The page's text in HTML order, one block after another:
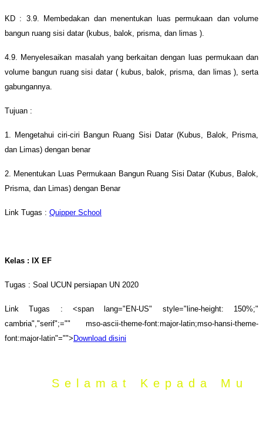
KD : 3.9. Membedakan dan menentukan luas permukaan dan volume
bangun ruang sisi datar (kubus, balok, prisma, dan limas ).
4.9. Menyelesaikan masalah yang berkaitan dengan luas permukaan dan
volume bangun ruang sisi datar ( kubus, balok, prisma, dan limas ), serta
gabungannya.
Tujuan :
1. Mengetahui ciri-ciri Bangun Ruang Sisi Datar (Kubus, Balok, Prisma,
dan Limas) dengan benar
2. Menentukan Luas Permukaan Bangun Ruang Sisi Datar (Kubus, Balok,
Prisma, dan Limas) dengan Benar
Link Tugas : Quipper School
Kelas : IX EF
Tugas : Soal UCUN persiapan UN 2020
Link Tugas : <span lang="EN-US" style="line-height: 150%;"
cambria","serif";="" mso-ascii-theme-font:major-latin;mso-hansi-theme-
font:major-latin"=""> Download disini
Selamat Kepada